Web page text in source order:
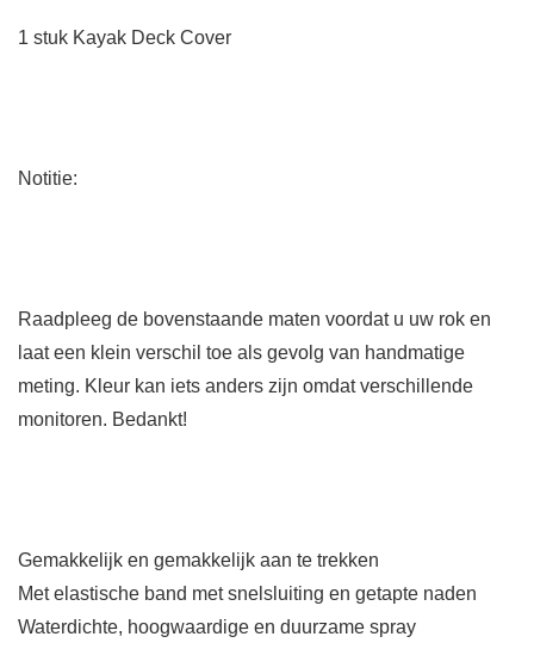
1 stuk Kayak Deck Cover
Notitie:
Raadpleeg de bovenstaande maten voordat u uw rok en
laat een klein verschil toe als gevolg van handmatige
meting. Kleur kan iets anders zijn omdat verschillende
monitoren. Bedankt!
Gemakkelijk en gemakkelijk aan te trekken
Met elastische band met snelsluiting en getapte naden
Waterdichte, hoogwaardige en duurzame spray